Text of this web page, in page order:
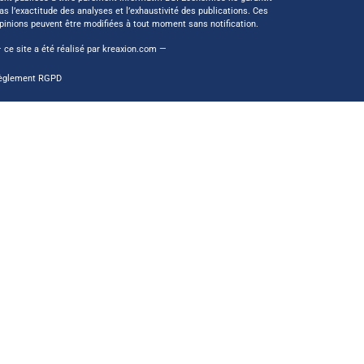
l’exactitude des analyses et l’exhaustivité des publications. Ces
peuvent être modifiées à tout moment sans notification.
ce site a été réalisé par kreaxion.com —
RGPD